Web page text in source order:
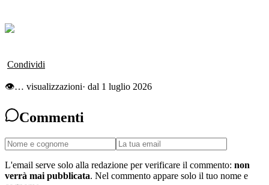
Condividi
👁… visualizzazioni· dal 1 luglio 2026
Commenti
L'email serve solo alla redazione per verificare il commento: non
verrà mai pubblicata. Nel commento appare solo il tuo nome e